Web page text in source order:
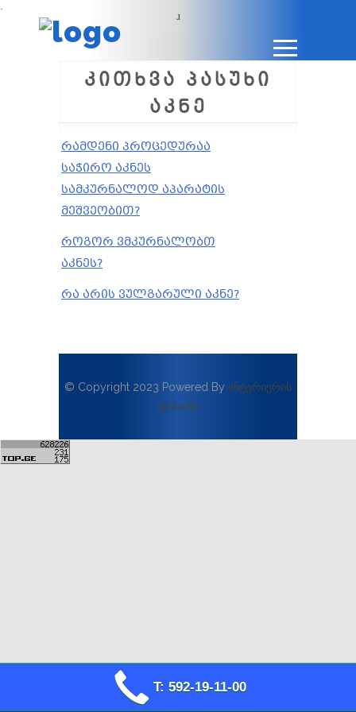
ᲙᲘᲗᲮᲕᲐ ᲞᲐᲡᲣᲮᲘ
ᲐᲙᲜᲔ
რამდენი პროცედურაა
საჭირო აკნეს
სამკურნალოდ აპარატის
მეშვეობით?
როგორ ვმკურნალობთ
აკნეს?
რა არის ვულგარული აკნე?
© Copyright 2023 Powered By ინტერიერის
დიზაინი
T: 592-19-11-00